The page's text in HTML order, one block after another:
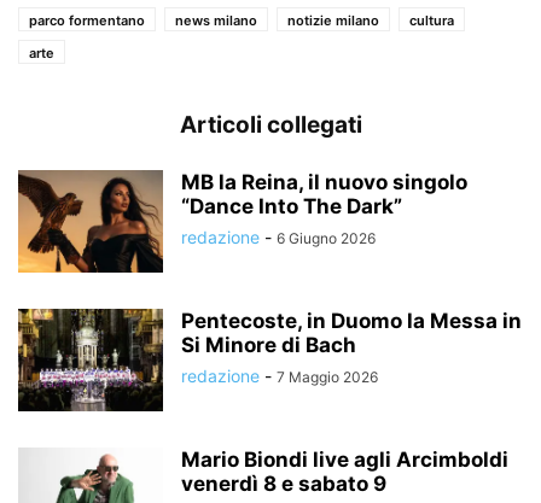
parco formentano
news milano notizie milano
cultura
arte
Articoli collegati
MB la Reina, il nuovo singolo
“Dance Into The Dark”
redazione - 6 Giugno 2026
Pentecoste, in Duomo la Messa in
Si Minore di Bach
redazione - 7 Maggio 2026
Mario Biondi live agli Arcimboldi
venerdì 8 e sabato 9